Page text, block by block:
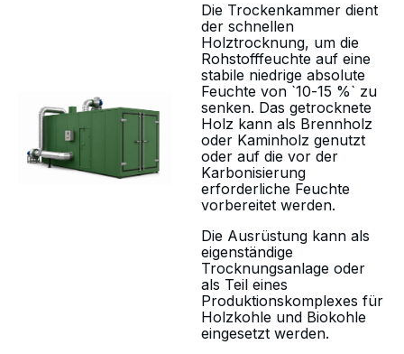
Die Trockenkammer dient
der schnellen
Holztrocknung, um die
Rohstofffeuchte auf eine
stabile niedrige absolute
Feuchte von `10-15 %` zu
senken. Das getrocknete
Holz kann als Brennholz
oder Kaminholz genutzt
oder auf die vor der
Karbonisierung
erforderliche Feuchte
vorbereitet werden.
Die Ausrüstung kann als
eigenständige
Trocknungsanlage oder
als Teil eines
Produktionskomplexes für
Holzkohle und Biokohle
eingesetzt werden.